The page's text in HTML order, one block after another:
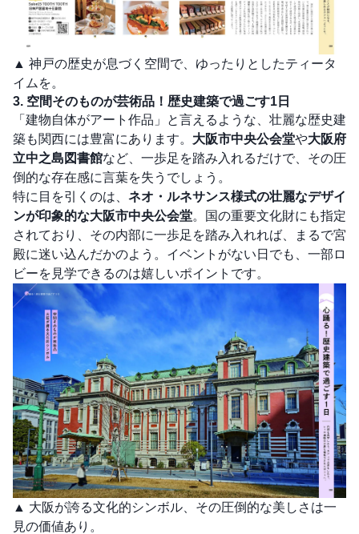
▲ 神戸の歴史が息づく空間で、ゆったりとしたティータ
イムを。
3. 空間そのものが芸術品！歴史建築で過ごす1日
「建物自体がアート作品」と言えるような、壮麗な歴史建
築も関西には豊富にあります。 大阪市中央公会堂や大阪府
立中之島図書館など、一歩足を踏み入れるだけで、その圧
倒的な存在感に言葉を失うでしょう。
特に目を引くのは、 ネオ・ルネサンス様式の壮麗なデザイ
ンが印象的な大阪市中央公会堂。国の重要文化財にも指定
されており、その内部に一歩足を踏み入れれば、まるで宮
殿に迷い込んだかのよう。イベントがない日でも、一部ロ
ビーを見学できるのは嬉しいポイントです。
▲ 大阪が誇る文化的シンボル、その圧倒的な美しさは一
見の価値あり。